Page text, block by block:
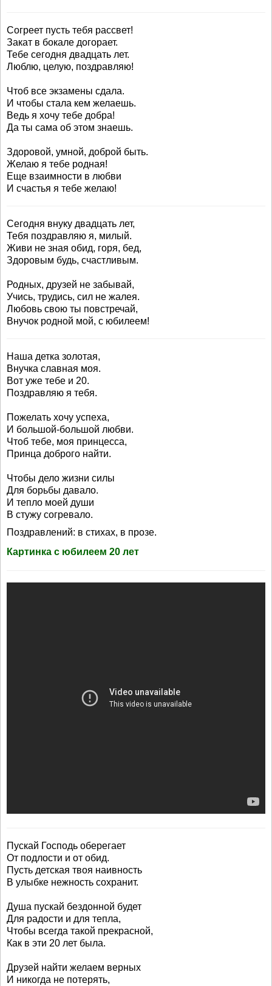
Согреет пусть тебя рассвет!
Закат в бокале догорает.
Тебе сегодня двадцать лет.
Люблю, целую, поздравляю!
Чтоб все экзамены сдала.
И чтобы стала кем желаешь.
Ведь я хочу тебе добра!
Да ты сама об этом знаешь.
Здоровой, умной, доброй быть.
Желаю я тебе родная!
Еще взаимности в любви
И счастья я тебе желаю!
Сегодня внуку двадцать лет,
Тебя поздравляю я, милый.
Живи не зная обид, горя, бед,
Здоровым будь, счастливым.
Родных, друзей не забывай,
Учись, трудись, сил не жалея.
Любовь свою ты повстречай,
Внучок родной мой, с юбилеем!
Наша детка золотая,
Внучка славная моя.
Вот уже тебе и 20.
Поздравляю я тебя.
Пожелать хочу успеха,
И большой-большой любви.
Чтоб тебе, моя принцесса,
Принца доброго найти.
Чтобы дело жизни силы
Для борьбы давало.
И тепло моей души
В стужу согревало.
Поздравлений: в стихах, в прозе.
Картинка с юбилеем 20 лет
Пускай Господь оберегает
От подлости и от обид.
Пусть детская твоя наивность
В улыбке нежность сохранит.
Душа пускай бездонной будет
Для радости и для тепла,
Чтобы всегда такой прекрасной,
Как в эти 20 лет была.
Друзей найти желаем верных
И никогда не потерять,